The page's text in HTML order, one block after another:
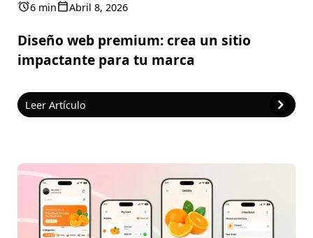
6 min
Abril 8, 2026
Diseño web premium: crea un sitio
impactante para tu marca
Leer Artículo